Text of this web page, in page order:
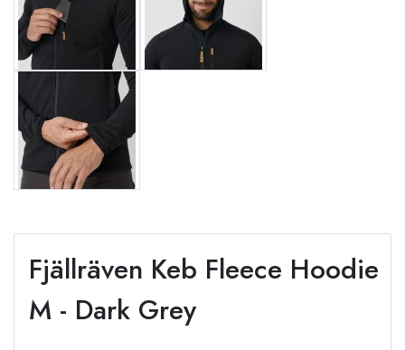
Fjällräven Keb Fleece Hoodie
M - Dark Grey